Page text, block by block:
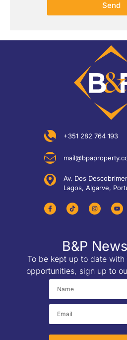
Send
+351 282 764 193
Av. Dos
Lagos, Algarve,
B&P
To be kept up to date
opportunities, sign up to